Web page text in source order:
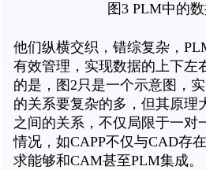
图3 PLM中的
他们纵横交织，错综复杂，
有效管理，实现数据的上下左
的是，图2只是一个示意图，
的关系要复杂的多，但其原理
之间的关系，不仅局限于一对
情况，如CAPP不仅与CAD存
求能够和CAM甚至PLM集成。